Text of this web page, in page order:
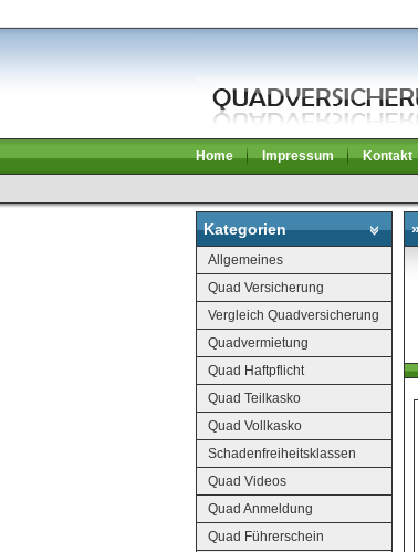
Home Impressum Kontakt
Kategorien
Allgemeines
Quad Versicherung
Vergleich Quadversicherung
Quadvermietung
Quad Haftpflicht
Quad Teilkasko
Quad Vollkasko
Schadenfreiheitsklassen
Quad Videos
Quad Anmeldung
Quad Führerschein